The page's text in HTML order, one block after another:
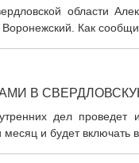
области
Воронежский. Как
В
дел
месяц и будет